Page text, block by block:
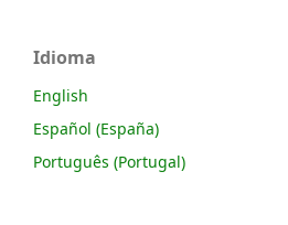
Idioma
English
Español (España)
Português (Portugal)